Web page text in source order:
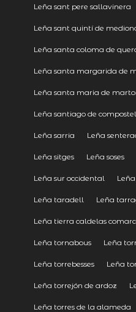
Leña sant pere sallavinera
Leña sant quintí de
Leña santa coloma de
Leña santa margarida de
Leña santa maria de
Leña santiago de
Leña sarria Leña
Leña sitges Leña soses
Leña sur occidental
Leña taradell Leña
Leña tierra caldelas
Leña tornabous Leña
Leña torrebesses Leña
Leña torrejón de ardoz
Leña torres de la alameda